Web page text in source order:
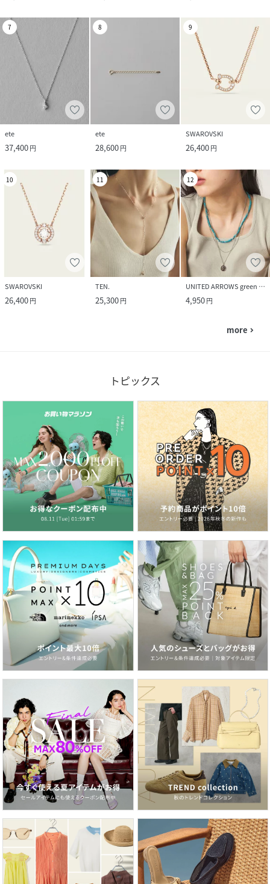
7
ete
37,400円
8
ete
28,600円
9
SWAROVSKI
26,400円
10
SWAROVSKI
26,400円
11
TEN.
25,300円
12
UNITED ARROWS green label relaxing
4,950円
more navigate_next
トピックス